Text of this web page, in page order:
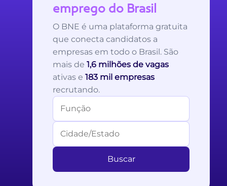
emprego do Brasil
O BNE é uma plataforma gratuita
que conecta candidatos a
empresas em todo o Brasil. São
mais de 1,6 milhões de vagas
ativas e 183 mil empresas
recrutando.
Buscar